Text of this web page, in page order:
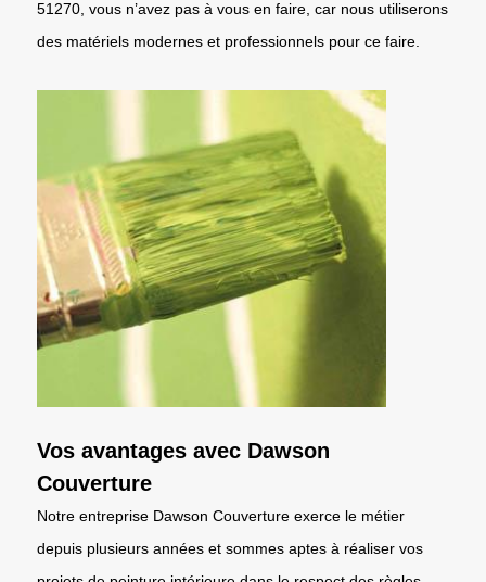
51270, vous n’avez pas à vous en faire, car nous utiliserons
des matériels modernes et professionnels pour ce faire.
Vos avantages avec Dawson
Couverture
Notre entreprise Dawson Couverture exerce le métier
depuis plusieurs années et sommes aptes à réaliser vos